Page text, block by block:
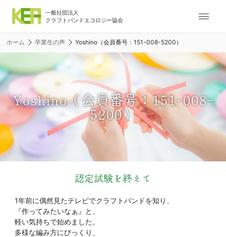
ナ
ー
シ
ョ
ン
メ
ニ
ー
ホーム 卒業生の声 Yoshino（会員番号：151-008-5200）
Yoshino（会員番号：151-008-
5200）
認定試験を終えて
1年前に偶然見たテレビでクラフトバンドを知り、
『作ってみたいなぁ』と、
軽い気持ちで始めました。
多様な編み方にびっくり、